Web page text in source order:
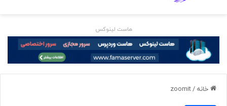
هاست لینوکس
خانه /
zoomit